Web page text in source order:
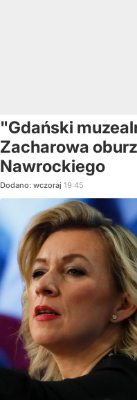
"Gdański
Zacharowa
Nawrockiego
Dodano: wczoraj 19:45